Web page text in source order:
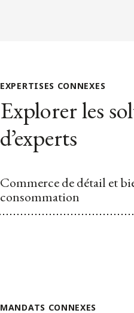
EXPERTISES CONNEXES
Explorer les
d’experts
Commerce de détail et
consommation
MANDATS CONNEXES